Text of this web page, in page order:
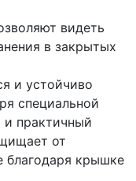
видеть
в закрытых
и устойчиво
специальной
практичный
от
благодаря крышке